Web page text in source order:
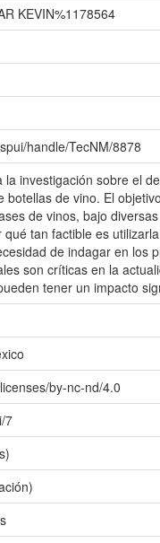
KEVIN%1178564
handle/TecNM/8878
investigación sobre el
botellas de vino. El
de vinos, bajo
tan factible es
de indagar en los
son críticas en la
tener un impacto
by-nc-nd/4.0
7